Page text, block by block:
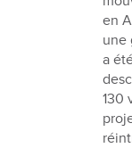
en
une
a
130